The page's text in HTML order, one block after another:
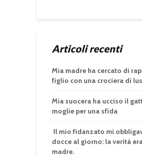
Articoli recenti
Mia madre ha cercato di
figlio con una crociera di
Mia suocera ha ucciso il
moglie per una sfida
Il mio fidanzato mi
docce al giorno: la verità
madre.